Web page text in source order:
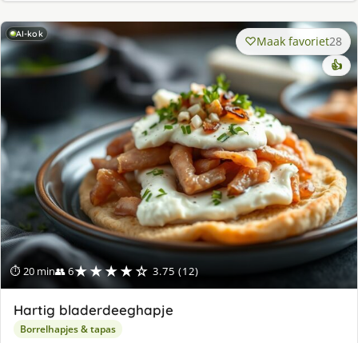
AI-kok
⏱ 20 min👥 6★★★★☆ 3.75 (12)
Maak favoriet28
👍
Hartig bladerdeeghapje
Borrelhapjes & tapas